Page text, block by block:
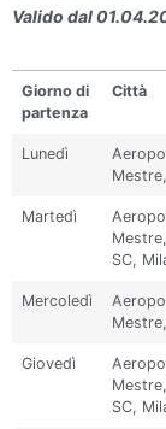
Valido dal
Giorno di
partenza
Città
Lunedì
Martedì
SC,
Mercoledì
Giovedì
SC,